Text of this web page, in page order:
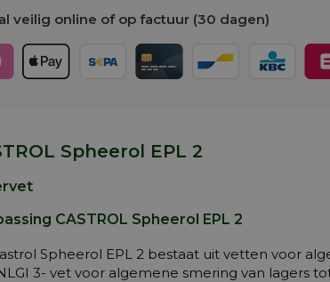
veilig online of op factuur (30 dagen)
Spheerol EPL 2
CASTROL Spheerol EPL 2
Spheerol EPL 2 bestaat uit vetten voor
3- vet voor algemene smering van lagers